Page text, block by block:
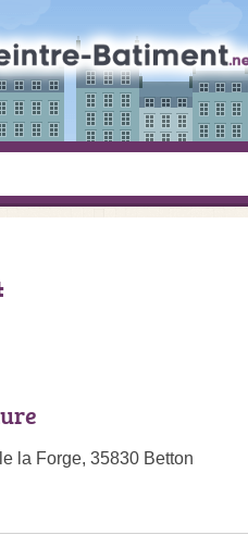
la Forge, 35830 Betton